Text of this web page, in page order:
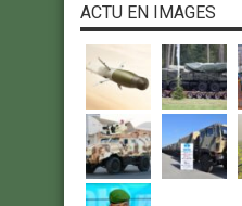
ACTU EN IMAGES